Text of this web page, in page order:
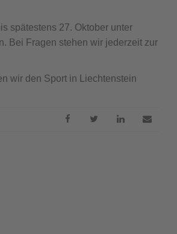
spätestens 27. Oktober unter
Bei Fragen stehen wir jederzeit zur
wir den Sport in Liechtenstein